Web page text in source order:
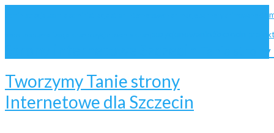
Tanie
Tworzymy Tanie strony
Internetowe dla Szczecin